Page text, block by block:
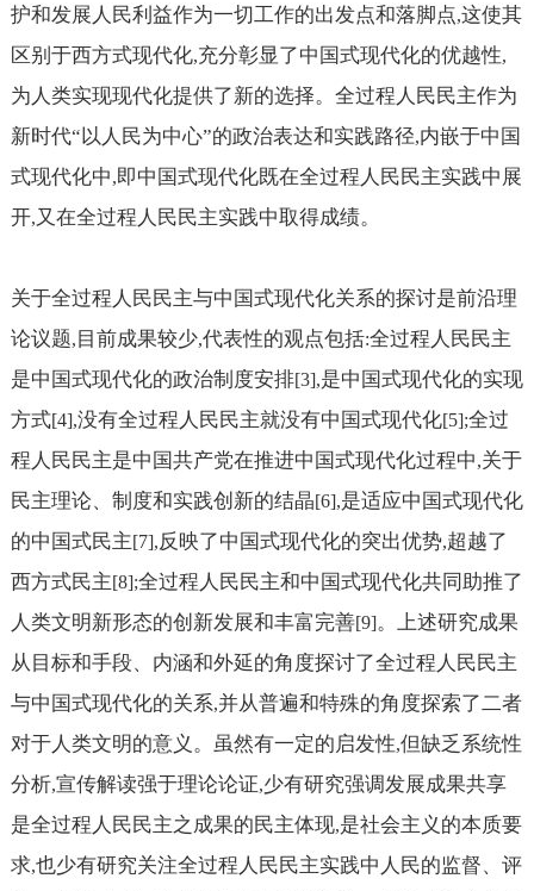
护和发展人民利益作为一切工作的出发点和落脚点,这使其
区别于西方式现代化,充分彰显了中国式现代化的优越性,
为人类实现现代化提供了新的选择。全过程人民民主作为
新时代“以人民为中心”的政治表达和实践路径,内嵌于中国
式现代化中,即中国式现代化既在全过程人民民主实践中展
开,又在全过程人民民主实践中取得成绩。
关于全过程人民民主与中国式现代化关系的探讨是前沿理
论议题, 目前成果较少,代表性的观点包括:全过程人民民主
是中国式现代化的政治制度安排[3],是中国式现代化的实现
方式[4],没有全过程人民民主就没有中国式现代化[5];全过
程人民民主是中国共产党在推进中国式现代化过程中,关于
民主理论、制度和实践创新的结晶[6],是适应中国式现代化
的中国式民主[7],反映了中国式现代化的突出优势,超越了
西方式民主[8];全过程人民民主和中国式现代化共同助推了
人类文明新形态的创新发展和丰富完善[9]。上述研究成果
从目标和手段、内涵和外延的角度探讨了全过程人民民主
与中国式现代化的关系,并从普遍和特殊的角度探索了二者
对于人类文明的意义。虽然有一定的启发性,但缺乏系统性
分析,宣传解读强于理论论证,少有研究强调发展成果共享
是全过程人民民主之成果的民主体现,是社会主义的本质要
求,也少有研究关注全过程人民民主实践中人民的监督、评